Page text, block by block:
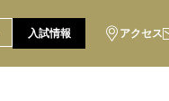
入試情報 アクセス